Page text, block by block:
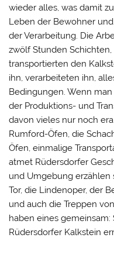
wieder alles, was damit
Leben der Bewohner
der Verarbeitung. Die
zwölf Stunden
transportierten den
ihn, verarbeiteten ihn,
Bedingungen. Wenn
der Produktions- und
davon vieles nur noch
Rumford-Öfen, die
Öfen, einmalige
atmet Rüdersdorfer
und Umgebung erzählen
Tor, die Lindenoper, der
und auch die Treppen
haben eines
Rüdersdorfer Kalkstein